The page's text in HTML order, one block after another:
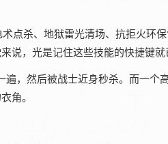
点杀、地狱雷光清场、抗拒火
说，光是记住这些技能的快捷键就
，然后被战士近身秒杀。而一个
角。